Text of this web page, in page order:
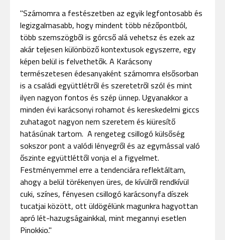
"Számomra a festészetben az egyik legfontosabb és
legizgalmasabb, hogy mindent több nézőpontból,
több szemszögből is górcső alá vehetsz és ezek az
akár teljesen különböző kontextusok egyszerre, egy
képen belül is felvethetők. A Karácsony
természetesen édesanyaként számomra elsősorban
is a családi együttlétről és szeretetről szól és mint
ilyen nagyon fontos és szép ünnep. Ugyanakkor a
minden évi karácsonyi rohamot és kereskedelmi giccs
zuhatagot nagyon nem szeretem és kiüresítő
hatásúnak tartom. A rengeteg csillogó külsőség
sokszor pont a valódi lényegről és az egymással való
őszinte együttléttől vonja el a figyelmet.
Festményemmel erre a tendenciára reflektáltam,
ahogy a belül törékenyen üres, de kívülről rendkívül
cuki, színes, fényesen csillogó karácsonyfa díszek
tucatjai között, ott üldögélünk magunkra hagyottan
apró lét-hazugságainkkal, mint megannyi esetlen
Pinokkio."